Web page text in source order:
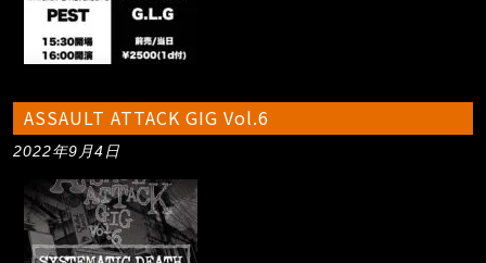
ASSAULT ATTACK GIG Vol.6
2022年9月4日